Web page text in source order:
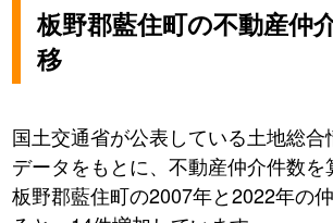
板野郡藍住町の不動産仲
移
国土交通省が公表している土地総
データをもとに、不動産仲介件数を
板野郡藍住町の2007年と2022年の